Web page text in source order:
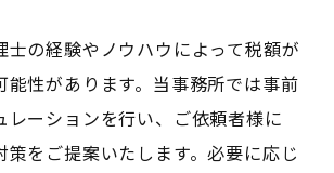
士の経験やノウハウによって税額が
能性があります。当事務所では事前
レーションを行い、ご依頼者様に
策をご提案いたします。必要に応じ